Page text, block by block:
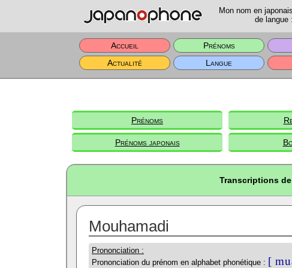
Mon nom en
de langue
Accueil Prénoms
Actualité
Langue
Prénoms
Prénoms japonais
Transcriptions
Mouhamadi
Prononciation :
Prononciation du prénom en alphabet phonétique : [